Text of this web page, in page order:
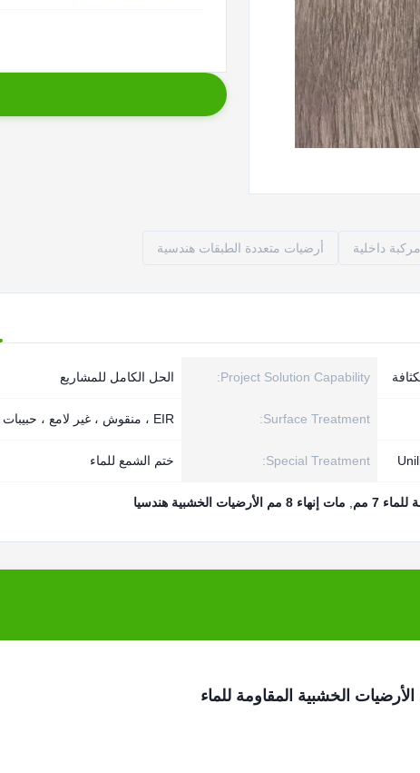
داخلية أرضيات متعددة الطبقات هندسية
Project Solution Capability: الحل الكامل للمشاريع
Surface Treatment: EIR ، منقوش ، غير لامع ، حبيبات خشبية
Special Treatment: ختم الشمع للماء
7 مم مات إنهاء 8 مم الأرضيات الخشبية هندسيا